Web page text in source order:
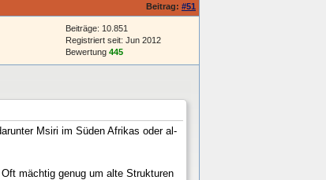
Beitrag: #51
Beiträge: 10.851
Registriert seit: Jun 2012
Bewertung 445
Msiri im Süden Afrikas oder al-
mächtig genug um alte Strukturen